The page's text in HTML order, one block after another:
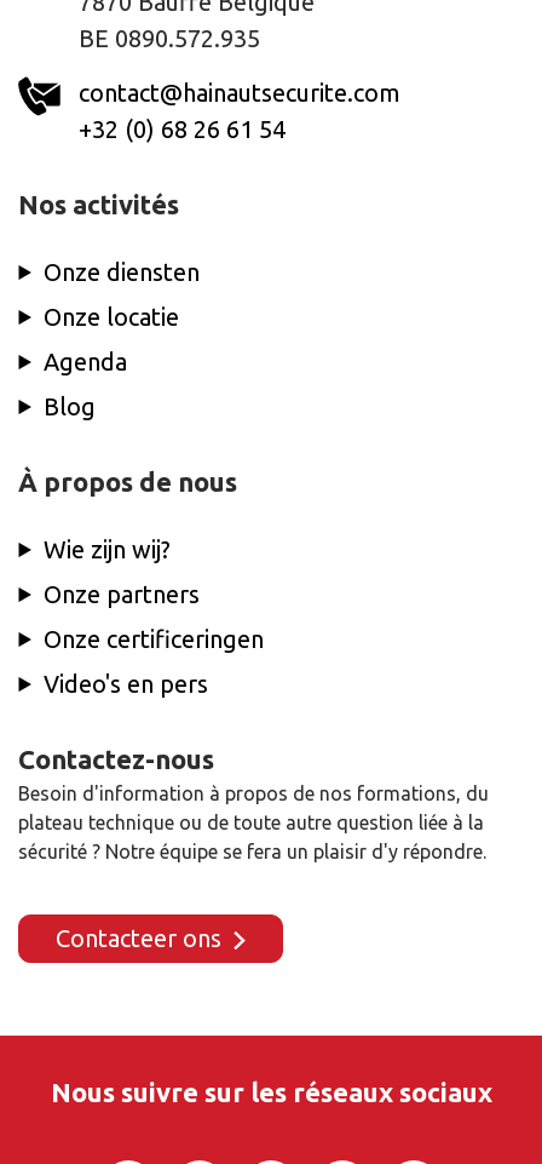
BE 0890.572.935
contact@hainautsecurite.com
+32 (0) 68 26 61 54
Nos activités
Onze diensten
Onze locatie
Agenda
Blog
À propos de nous
Wie zijn wij?
Onze partners
Onze certificeringen
Video's en pers
Contactez-nous
Besoin d'information à propos de nos formations, du
plateau technique ou de toute autre question liée à la
sécurité ? Notre équipe se fera un plaisir d'y répondre.
Contacteer ons
Nous suivre sur les réseaux sociaux